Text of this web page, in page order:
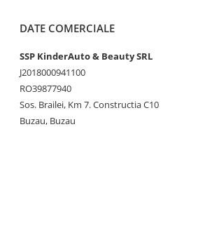
DATE COMERCIALE
SSP KinderAuto & Beauty SRL
J2018000941100
RO39877940
Sos. Brailei, Km 7. Constructia C10
Buzau, Buzau